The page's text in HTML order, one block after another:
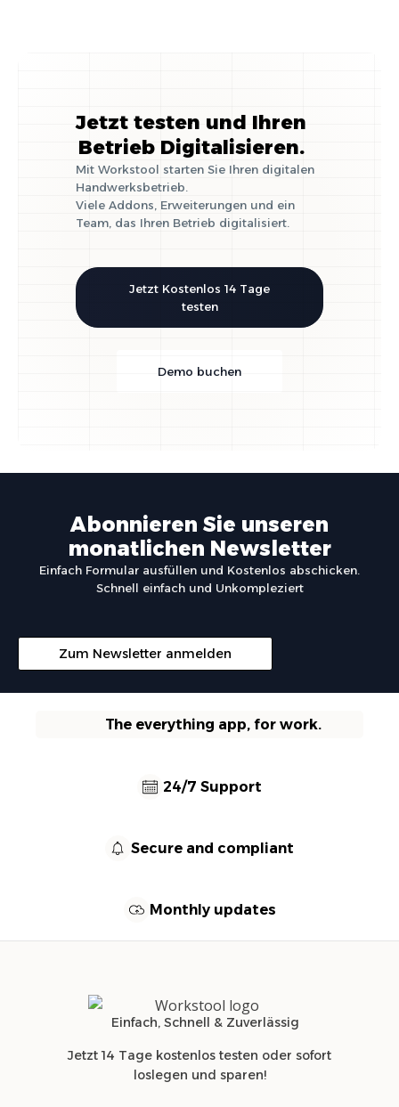
Jetzt testen und Ihren
Betrieb Digitalisieren.
Mit Workstool starten Sie Ihren digitalen
Handwerksbetrieb.
Viele Addons, Erweiterungen und ein
Team, das Ihren Betrieb digitalisiert.
Jetzt Kostenlos 14 Tage
testen
Demo buchen
Abonnieren Sie unseren
monatlichen Newsletter
Einfach Formular ausfüllen und Kostenlos abschicken.
Schnell einfach und Unkompleziert
Zum Newsletter anmelden
The everything app, for work.
24/7 Support
Secure and compliant
Monthly updates
Einfach, Schnell & Zuverlässig
Jetzt 14 Tage kostenlos testen oder sofort
loslegen und sparen!